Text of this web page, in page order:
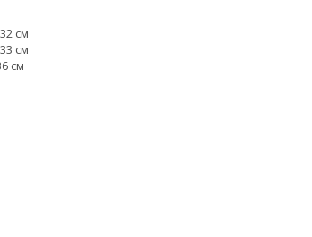
см
см
см